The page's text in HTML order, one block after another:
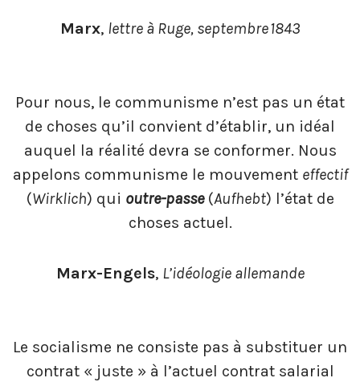
Marx, lettre à Ruge, septembre 1843
Pour nous, le communisme n’est pas un état
de choses qu’il convient d’établir, un idéal
auquel la réalité devra se conformer. Nous
appelons communisme le mouvement effectif
(Wirklich) qui outre-passe(Aufhebt) l’état de
choses actuel.
Marx-Engels, L’idéologie allemande
Le socialisme ne consiste pas à substituer un
contrat « juste » à l’actuel contrat salarial